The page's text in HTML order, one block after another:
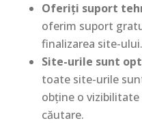
Oferiți suport
oferim suport
finalizarea site-ului.
Site-urile sunt
toate site-urile
obține o
căutare.